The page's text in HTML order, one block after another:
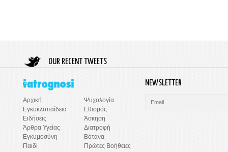
OUR RECENT TWEETS
Αρχική
Εγκυκλοπαίδεια
Ειδήσεις
Άρθρα Υγείας
Εγκυμοσύνη
Παιδί
Ψυχολογία
Εθισμός
Άσκηση
Διατροφή
Βότανα
Πρώτες Βοήθειες
NEWSLETTER